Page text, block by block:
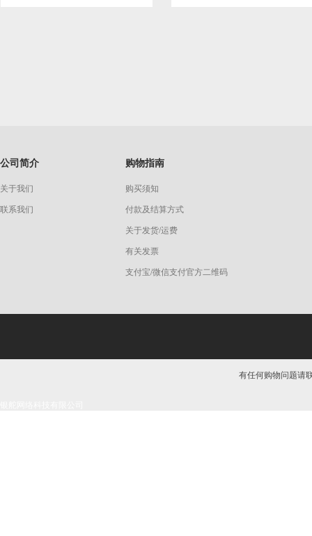
公司简介
关于我们
联系我们
购物指南
购买须知
付款及结算方式
关于发货/运费
有关发票
支付宝/微信支付官方二维码
有任何购物问题请